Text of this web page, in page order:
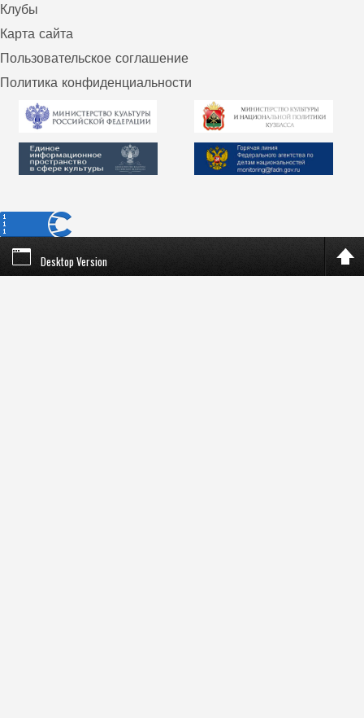
Клубы
Карта сайта
Пользовательское соглашение
Политика конфиденциальности
Desktop Version